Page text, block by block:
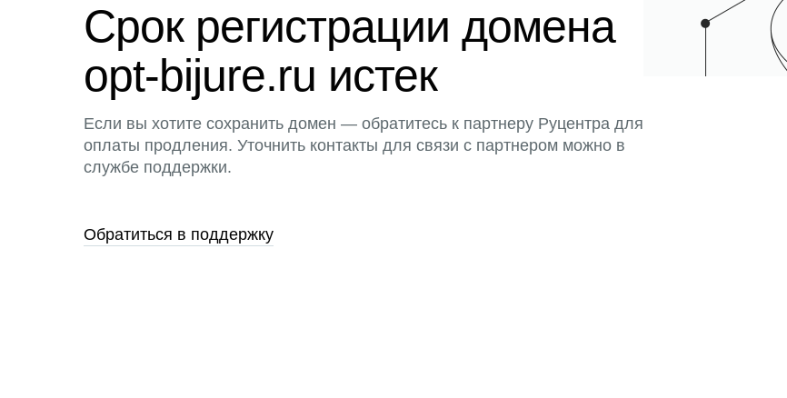
Срок регистрации домена
opt-bijure.ru истек
Если вы хотите сохранить домен — обратитесь к партнеру Руцентра для
оплаты продления. Уточнить контакты для связи с партнером можно в
службе поддержки.
Обратиться в поддержку